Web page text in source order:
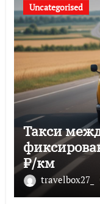
Uncategorised
Такси
₽/км
travelbox27_